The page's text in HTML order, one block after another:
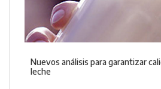
Nuevos análisis para garantizar
leche